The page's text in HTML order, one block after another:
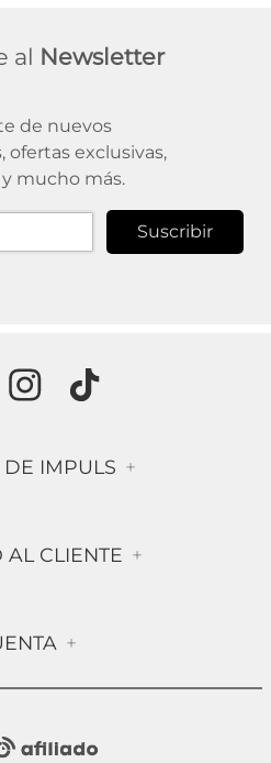
al Newsletter
de nuevos
ofertas exclusivas,
mucho más.
Suscribir
IMPULS +
Segura
AL CLIENTE +
Devolución
+